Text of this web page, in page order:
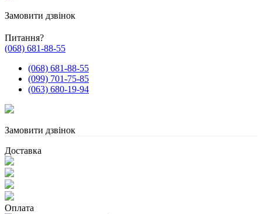
Замовити дзвінок
Питання?
(068) 681-88-55
(068) 681-88-55
(099) 701-75-85
(063) 680-19-94
Замовити дзвінок
Доставка
Оплата